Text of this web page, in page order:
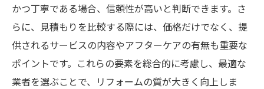
かつ丁寧である場合、信頼性が高いと判断できます。さ
らに、見積もりを比較する際には、価格だけでなく、提
供されるサービスの内容やアフターケアの有無も重要な
ポイントです。これらの要素を総合的に考慮し、最適な
業者を選ぶことで、リフォームの質が大きく向上しま